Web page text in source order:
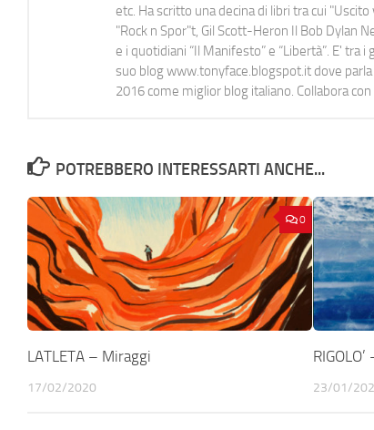
etc. Ha scritto una decina di libri tra cui
"Rock n Spor"t, Gil Scott-Heron Il Bob Dylan
e i quotidiani “Il Manifesto” e “Libertà”. E'
suo blog www.tonyface.blogspot.it dove
2016 come miglior blog italiano. Collabora con
POTREBBERO INTERESSARTI ANCHE...
0
LATLETA – Miraggi
17/02/2020 23/01/